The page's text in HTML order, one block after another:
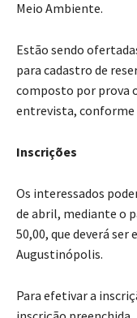
Meio Ambiente.
Estão sendo
para cadastro de
composto por prova
entrevista,
Inscrições
Os interessados
de abril, mediante o
50,00, que deverá
Augustinópolis.
Para efetivar a